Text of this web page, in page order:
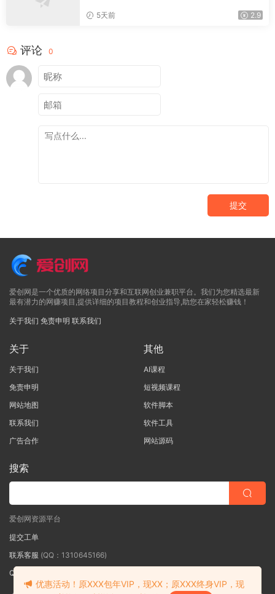
5天前 2.9
评论 0
提交
爱创网是一个优质的网络项目分享和互联网创业兼职平台。我们为您精选最新
最有潜力的网赚项目,提供详细的项目教程和创业指导,助您在家轻松赚钱！
关于我们 免责申明 联系我们
关于
关于我们
免责申明
网站地图
联系我们
广告合作
其他
AI课程
短视频课程
软件脚本
软件工具
网站源码
搜索
爱创网资源平台
提交工单
联系客服 (QQ：1310645166)
QQ群
优惠活动！原XXX包年VIP，现XX；原XXX终身VIP，现